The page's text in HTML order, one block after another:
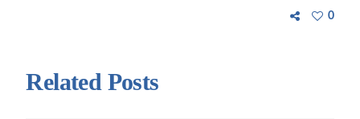
0
Related Posts